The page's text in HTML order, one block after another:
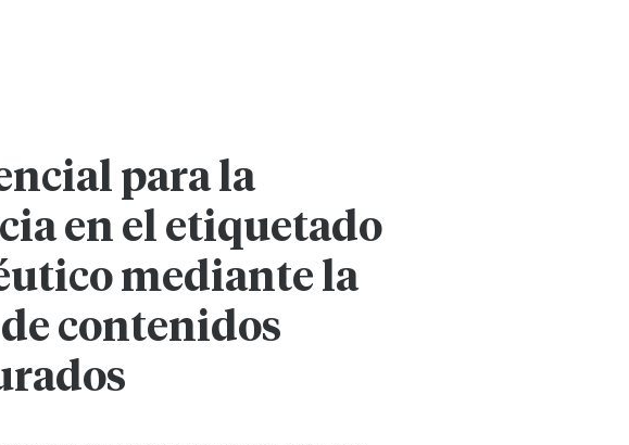
para la
en el etiquetado
mediante la
contenidos